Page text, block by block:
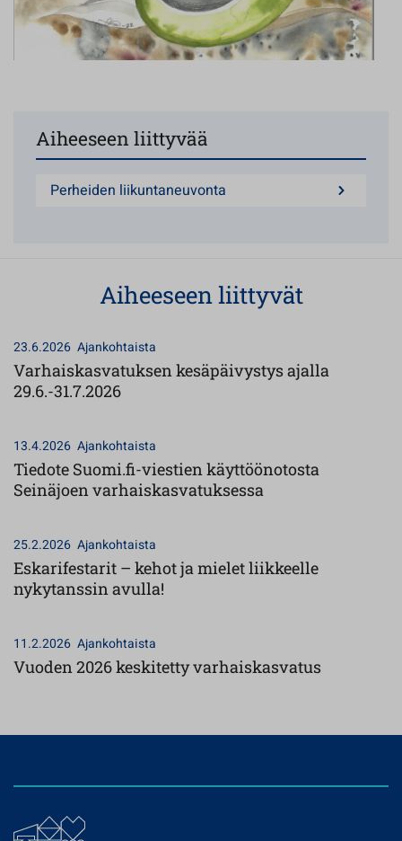
Aiheeseen liittyvää
Perheiden liikuntaneuvonta
Aiheeseen liittyvät
23.6.2026 Ajankohtaista
Varhaiskasvatuksen kesäpäivystys ajalla
29.6.-31.7.2026
13.4.2026 Ajankohtaista
Tiedote Suomi.fi-viestien käyttöönotosta
Seinäjoen varhaiskasvatuksessa
25.2.2026 Ajankohtaista
Eskarifestarit – kehot ja mielet liikkeelle
nykytanssin avulla!
11.2.2026 Ajankohtaista
Vuoden 2026 keskitetty varhaiskasvatus